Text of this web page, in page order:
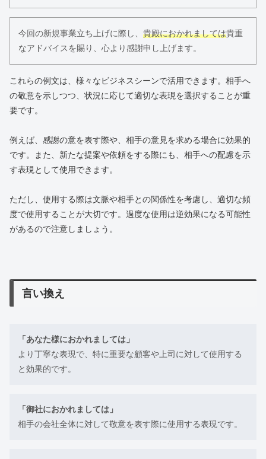
今回の新規事業立ち上げに際し、 貴殿におかれましては貴重
なアドバイスを賜り、心より感謝申し上げます。
これらの例文は、様々なビジネスシーンで活用できます。相手へ
の敬意を示しつつ、状況に応じて適切な表現を選択することが重
要です。
例えば、感謝の意を表す際や、相手の意見を求める場合に効果的
です。また、新たな提案や依頼をする際にも、相手への配慮を示
す表現として使用できます。
ただし、使用する際は文脈や相手との関係性を考慮し、適切な頻
度で使用することが大切です。過度な使用は逆効果になる可能性
があるので注意しましょう。
言い換え
「あなた様におかれましては」
より丁寧な表現で、特に重要な顧客や上司に対して使用する
と効果的です。
「御社におかれましては」
相手の会社全体に対して敬意を表す際に使用する表現です。